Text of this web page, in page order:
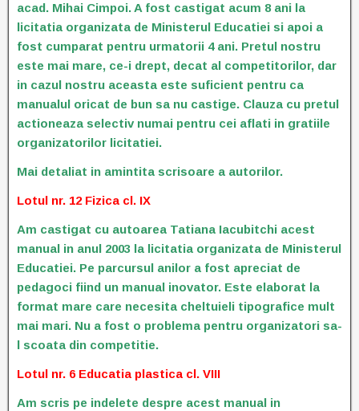
acad. Mihai Cimpoi. A fost castigat acum 8 ani la
licitatia organizata de Ministerul Educatiei si apoi a
fost cumparat pentru urmatorii 4 ani. Pretul nostru
este mai mare, ce-i drept, decat al competitorilor, dar
in cazul nostru aceasta este suficient pentru ca
manualul oricat de bun sa nu castige. Clauza cu pretul
actioneaza selectiv numai pentru cei aflati in gratiile
organizatorilor licitatiei.
Mai detaliat in amintita scrisoare a autorilor.
Lotul nr. 12 Fizica cl. IX
Am castigat cu autoarea Tatiana Iacubitchi acest
manual in anul 2003 la licitatia organizata de Ministerul
Educatiei. Pe parcursul anilor a fost apreciat de
pedagoci fiind un manual inovator. Este elaborat la
format mare care necesita cheltuieli tipografice mult
mai mari. Nu a fost o problema pentru organizatori sa-
l scoata din competitie.
Lotul nr. 6 Educatia plastica cl. VIII
Am scris pe indelete despre acest manual in